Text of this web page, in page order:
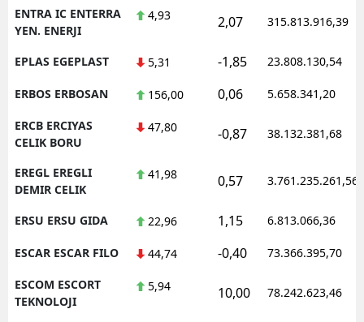
ENTRA IC ENTERRA
YEN. ENERJI
4,93 2,07 315.813.916,39
EPLAS EGEPLAST 5,31 -1,85 23.808.130,54
ERBOS ERBOSAN 156,00 0,06 5.658.341,20
ERCB ERCIYAS
CELIK BORU
47,80 -0,87 38.132.381,68
EREGL EREGLI
DEMIR CELIK
41,98 0,57 3.761.235.261,56
ERSU ERSU GIDA 22,96 1,15 6.813.066,36
ESCAR ESCAR FILO 44,74 -0,40 73.366.395,70
ESCOM ESCORT
TEKNOLOJI
5,94 10,00 78.242.623,46